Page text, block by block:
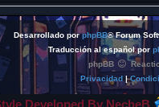
Desarrollado porphpBB® Forum
Traducción al español por
phpBB
Privacidad|
Developed By NecheB